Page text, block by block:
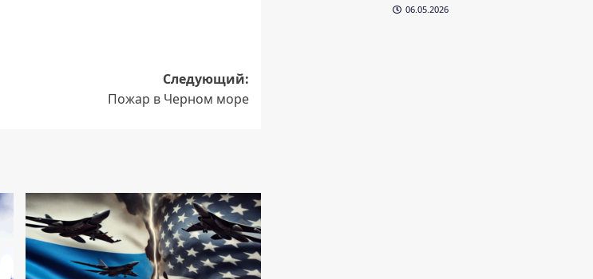
Следующий:
Пожар в Черном море
06.05.2026